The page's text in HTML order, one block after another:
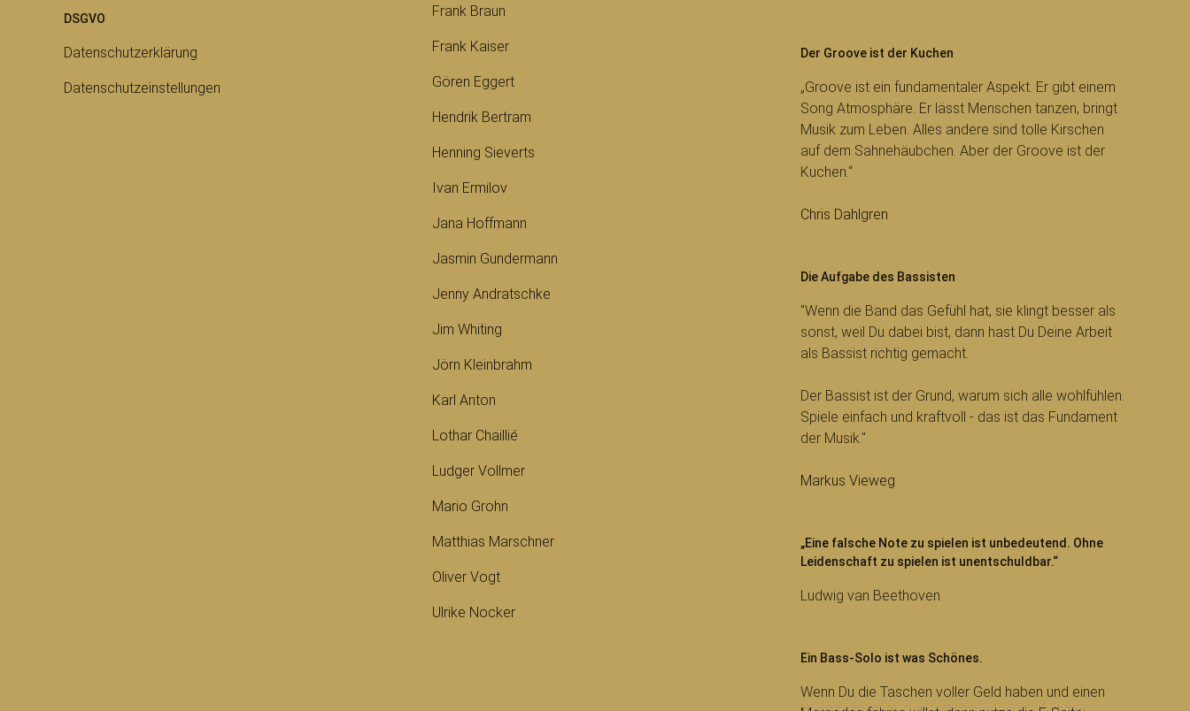
DSGVO
Datenschutzerklärung
Datenschutzeinstellungen
Frank Braun
Frank Kaiser
Gören Eggert
Hendrik Bertram
Henning Sieverts
Ivan Ermilov
Jana Hoffmann
Jasmin Gundermann
Jenny Andratschke
Jim Whiting
Jörn Kleinbrahm
Karl Anton
Lothar Chaillié
Ludger Vollmer
Mario Grohn
Matthias Marschner
Oliver Vogt
Ulrike Nocker
Der Groove ist der Kuchen
„Groove ist ein fundamentaler Aspekt. Er gibt einem
Song Atmosphäre. Er lässt Menschen tanzen, bringt
Musik zum Leben. Alles andere sind tolle Kirschen
auf dem Sahnehäubchen. Aber der Groove ist der
Kuchen.“
Chris Dahlgren
Die Aufgabe des Bassisten
"Wenn die Band das Gefühl hat, sie klingt besser als
sonst, weil Du dabei bist, dann hast Du Deine Arbeit
als Bassist richtig gemacht.
Der Bassist ist der Grund, warum sich alle wohlfühlen.
Spiele einfach und kraftvoll - das ist das Fundament
der Musik."
Markus Vieweg
„Eine falsche Note zu spielen ist unbedeutend. Ohne
Leidenschaft zu spielen ist unentschuldbar.“
Ludwig van Beethoven
Ein Bass-Solo ist was Schönes.
Wenn Du die Taschen voller Geld haben und einen